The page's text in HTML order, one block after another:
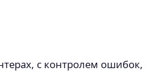
с контролем